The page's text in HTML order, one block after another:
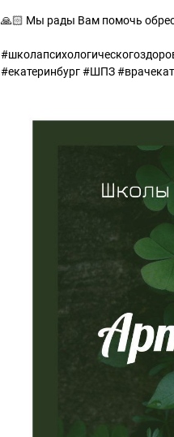
🙏🏻 Мы рады Вам помочь
#екатеринбург #ШПЗ